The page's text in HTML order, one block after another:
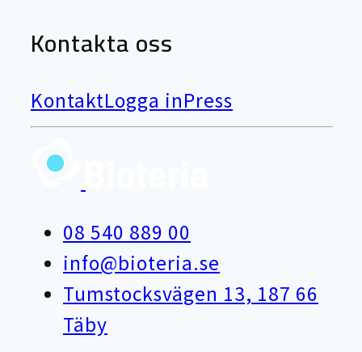
Kontakta oss
KontaktLogga inPress
08 540 889 00
info@bioteria.se
Tumstocksvägen 13, 187 66
Täby